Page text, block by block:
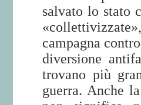
salvato lo stato
campagna
diversione
trovano più
guerra. Anche